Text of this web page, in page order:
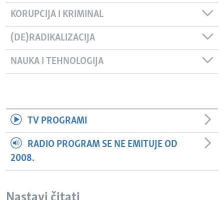
KORUPCIJA I KRIMINAL
(DE)RADIKALIZACIJA
NAUKA I TEHNOLOGIJA
TV PROGRAMI
RADIO PROGRAM SE NE EMITUJE OD
2008.